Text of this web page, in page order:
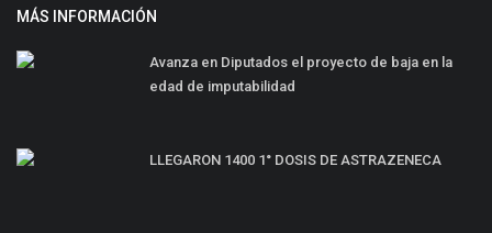
MÁS INFORMACIÓN
Avanza en Diputados el proyecto de baja en la
edad de imputabilidad
LLEGARON 1400 1° DOSIS DE ASTRAZENECA